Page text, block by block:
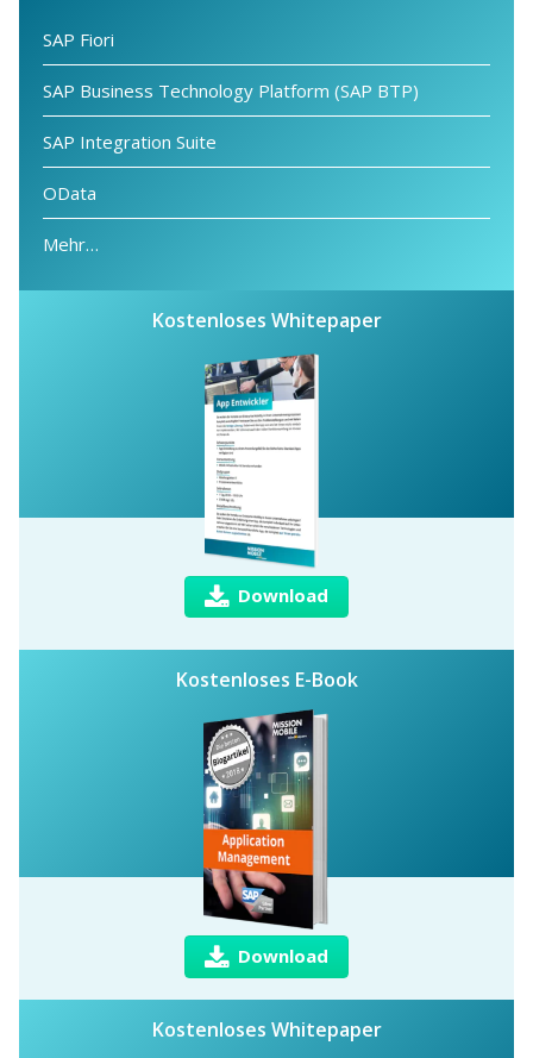
SAP Fiori
SAP Business Technology Platform (SAP BTP)
SAP Integration Suite
OData
Mehr…
Kostenloses Whitepaper
Download
Kostenloses E-Book
Download
Kostenloses Whitepaper